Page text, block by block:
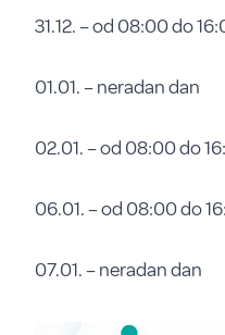
31.12. – od 08:00 do
01.01. – neradan dan
02.01. – od 08:00 do
06.01. – od 08:00 do
07.01. – neradan dan